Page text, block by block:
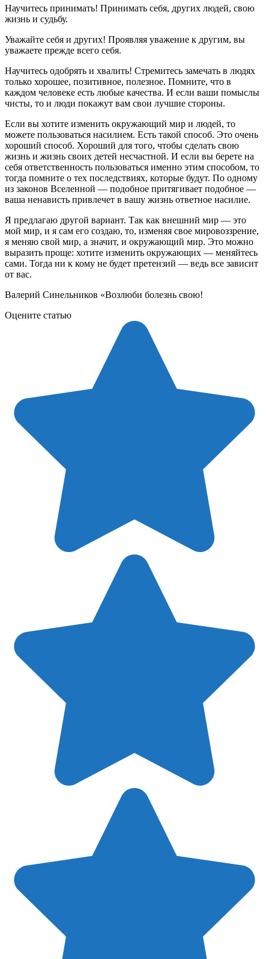
Научитесь принимать! Принимать себя, других людей, свою
жизнь и судьбу.
Уважайте себя и других! Проявляя уважение к другим, вы
уважаете прежде всего себя.
Научитесь одобрять и хвалить! Стремитесь замечать в людях
только хорошее, позитивное, полезное. Помните, что в
каждом человеке есть любые качества. И если ваши помыслы
чисты, то и люди покажут вам свои лучшие стороны.
Если вы хотите изменить окружающий мир и людей, то
можете пользоваться насилием. Есть такой способ. Это очень
хороший способ. Хороший для того, чтобы сделать свою
жизнь и жизнь своих детей несчастной. И если вы берете на
себя ответственность пользоваться именно этим способом, то
тогда помните о тех последствиях, которые будут. По одному
из законов Вселенной — подобное притягивает подобное —
ваша ненависть привлечет в вашу жизнь ответное насилие.
Я предлагаю другой вариант. Так как внешний мир — это
мой мир, и я сам его создаю, то, изменяя свое мировоззрение,
я меняю свой мир, а значит, и окружающий мир. Это можно
выразить проще: хотите изменить окружающих — меняйтесь
сами. Тогда ни к кому не будет претензий — ведь все зависит
от вас.
Валерий Синельников «Возлюби болезнь свою!
Оцените статью